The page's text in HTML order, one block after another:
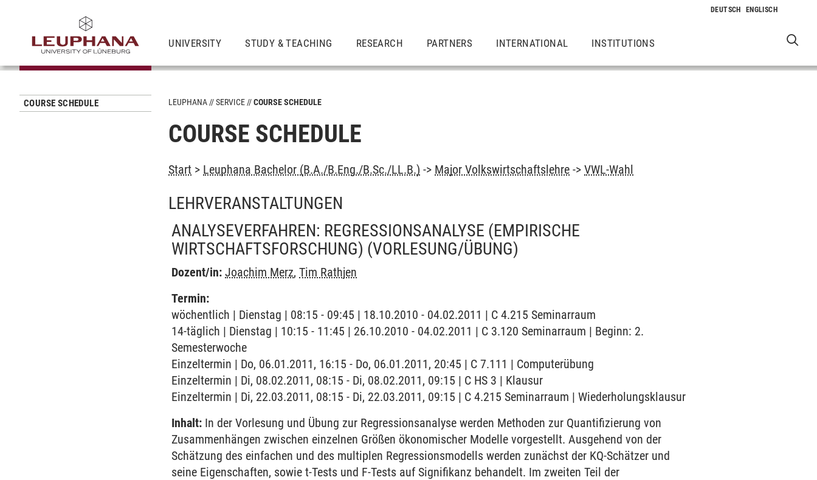
UNIVERSITY STUDY & TEACHING RESEARCH PARTNERS INTERNATIONAL INSTITUTIONS
COURSE SCHEDULE LEUPHANA SERVICE COURSE SCHEDULE
COURSE SCHEDULE
Start > Leuphana Bachelor (B.A./B.Eng./B.Sc./LL.B.) -> Major Volkswirtschaftslehre ->VWL-Wahl
LEHRVERANSTALTUNGEN
ANALYSEVERFAHREN: REGRESSIONSANALYSE (EMPIRISCHE
WIRTSCHAFTSFORSCHUNG) (VORLESUNG/ÜBUNG)
Dozent/in: Joachim Merz,Tim Rathjen
Termin:
wöchentlich | Dienstag | 08:15 - 09:45 | 18.10.2010 - 04.02.2011 | C 4.215 Seminarraum
14-täglich | Dienstag | 10:15 - 11:45 | 26.10.2010 - 04.02.2011 | C 3.120 Seminarraum | Beginn: 2.
Semesterwoche
Einzeltermin | Do, 06.01.2011, 16:15 - Do, 06.01.2011, 20:45 | C 7.111 | Computerübung
Einzeltermin | Di, 08.02.2011, 08:15 - Di, 08.02.2011, 09:15 | C HS 3 | Klausur
Einzeltermin | Di, 22.03.2011, 08:15 - Di, 22.03.2011, 09:15 | C 4.215 Seminarraum | Wiederholungsklausur
Inhalt: In der Vorlesung und Übung zur Regressionsanalyse werden Methoden zur Quantifizierung von
Zusammenhängen zwischen einzelnen Größen ökonomischer Modelle vorgestellt. Ausgehend von der
Schätzung des einfachen und des multiplen Regressionsmodells werden zunächst der KQ-Schätzer und
seine Eigenschaften, sowie t-Tests und F-Tests auf Signifikanz behandelt. Im zweiten Teil der